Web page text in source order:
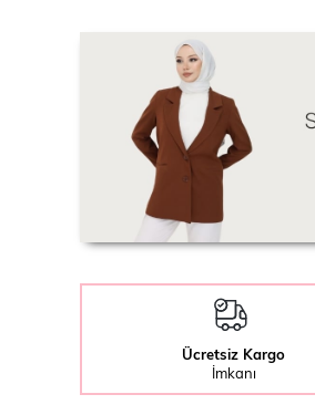
Ücretsiz Kargo
İmkanı